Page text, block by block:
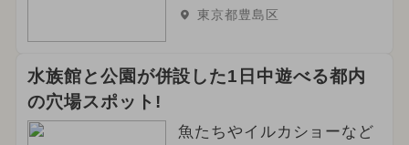
東京都豊島区
水族館と公園が併設した1日中遊べる都内
の穴場スポット!
魚たちやイルカショーなど